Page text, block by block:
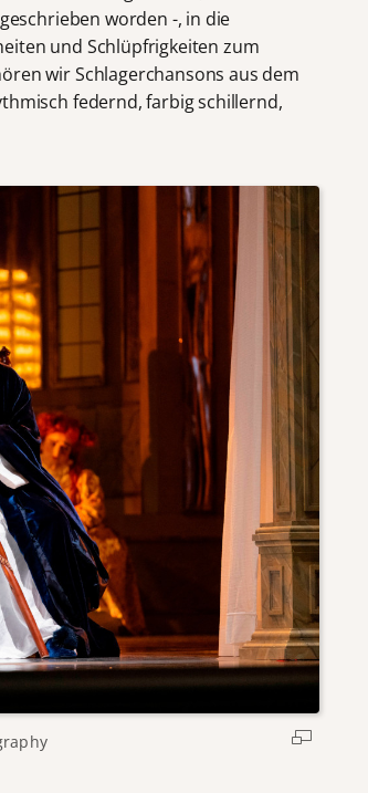
worden -, in die
und Schlüpfrigkeiten zum
wir Schlagerchansons aus dem
federnd, farbig schillernd,